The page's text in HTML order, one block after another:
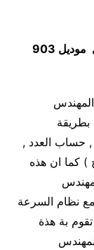
موديل 903
المهندس
بطريقة
, حساب العدد ,
) كما ان هذه
المهندس
نظام السرعة
بة هذة
المهندس